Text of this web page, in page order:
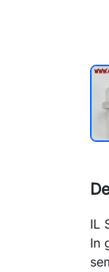
IL
In